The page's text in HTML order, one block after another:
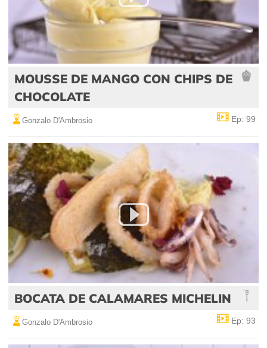
MOUSSE DE MANGO CON CHIPS DE
CHOCOLATE
Gonzalo D'Ambrosio Ep: 99
BOCATA DE CALAMARES MICHELIN
Gonzalo D'Ambrosio Ep: 93